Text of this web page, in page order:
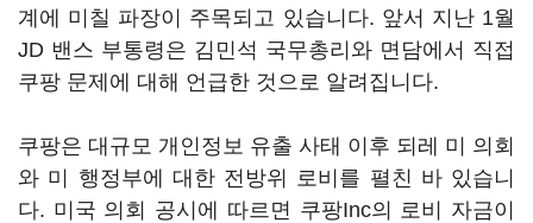
계에 미칠 파장이 주목되고 있습니다. 앞서 지난 1월
JD 밴스 부통령은 김민석 국무총리와 면담에서 직접
쿠팡 문제에 대해 언급한 것으로 알려집니다.
쿠팡은 대규모 개인정보 유출 사태 이후 되레 미 의회
와 미 행정부에 대한 전방위 로비를 펼친 바 있습니
다. 미국 의회 공시에 따르면 쿠팡Inc의 로비 자금이